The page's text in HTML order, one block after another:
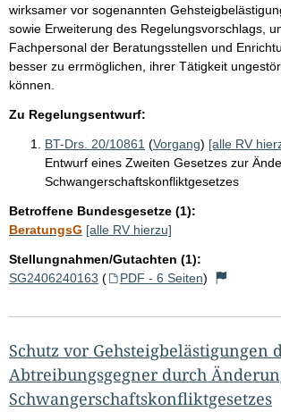
wirksamer vor sogenannten
sowie Erweiterung des Regelungsvorschlags,
Fachpersonal der Beratungsstellen und
besser zu errmöglichen, ihrer Tätigkeit
können.
Zu Regelungsentwurf:
BT-Drs. 20/10861 (Vorgang) [alle RV
Entwurf eines Zweiten Gesetzes zur
Schwangerschaftskonfliktgesetzes
Betroffene Bundesgesetze (1):
BeratungsG [alle RV hierzu]
Stellungnahmen/Gutachten (1):
SG2406240163 ( PDF - 6 Seiten)
Schutz vor Gehsteigbelästigungen
Abtreibungsgegner durch
Schwangerschaftskonfliktgesetzes